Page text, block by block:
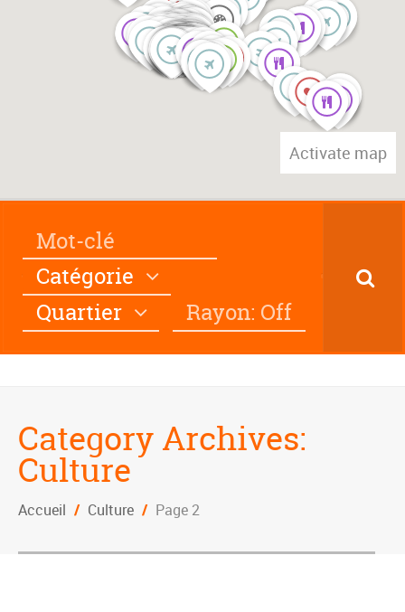
Activate map
Catégorie
Quartier
Rayon: Off
Category Archives:
Culture
Accueil / Culture / Page 2